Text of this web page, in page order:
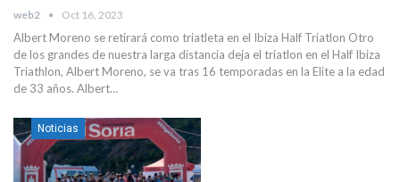
web2 Oct 16, 2023
Albert Moreno se retirará como triatleta en el Ibiza Half Triatlon Otro
de los grandes de nuestra larga distancia deja el triatlon en el Half Ibiza
Triathlon, Albert Moreno, se va tras 16 temporadas en la Elite a la edad
de 33 años. Albert…
Noticias